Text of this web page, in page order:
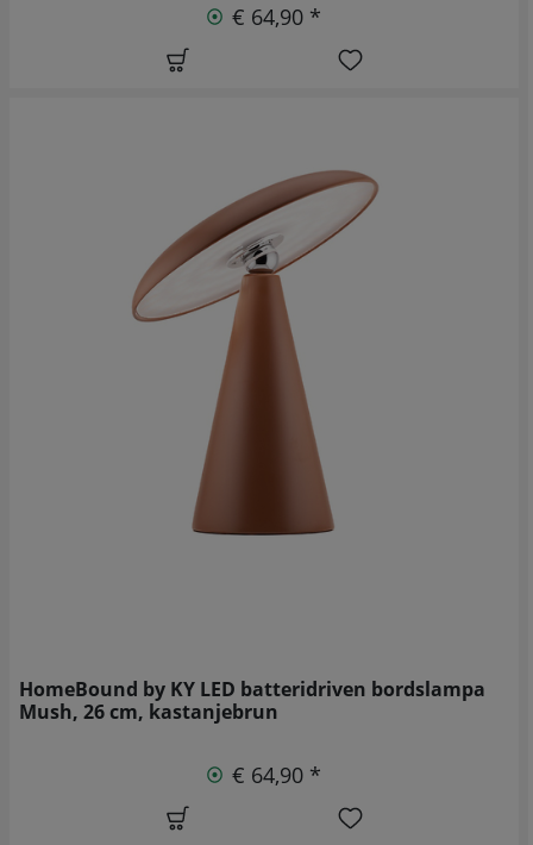
€ 64,90 *
HomeBound by KY LED batteridriven bordslampa
Mush, 26 cm, kastanjebrun
€ 64,90 *